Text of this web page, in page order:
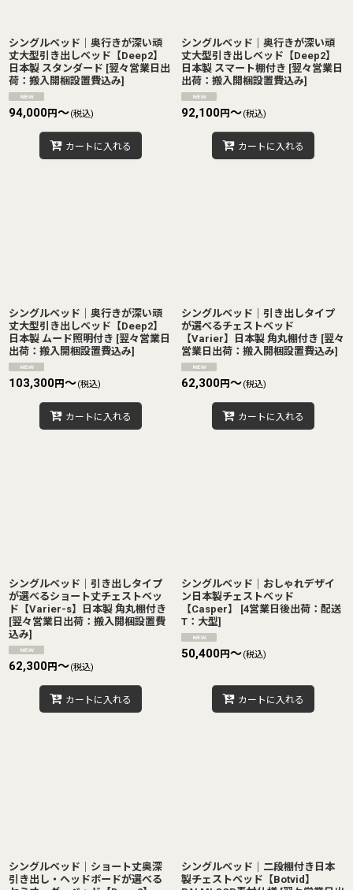
シングルベッド｜奥行きが深い頑
丈大型引き出しベッド【Deep2】
日本製 スタンダード [翌々営業日出
荷：搬入開梱設置費込み]
94,000円～(税込)
カートに入れる
シングルベッド｜奥行きが深い頑
丈大型引き出しベッド【Deep2】
日本製 スマート棚付き [翌々営業日
出荷：搬入開梱設置費込み]
92,100円～(税込)
カートに入れる
シングルベッド｜奥行きが深い頑
丈大型引き出しベッド【Deep2】
日本製 ムード照明付き [翌々営業日
出荷：搬入開梱設置費込み]
103,300円～(税込)
カートに入れる
シングルベッド｜引き出しタイプ
が選べるチェストベッド
【Varier】日本製 角丸棚付き [翌々
営業日出荷：搬入開梱設置費込み]
62,300円～(税込)
カートに入れる
シングルベッド｜引き出しタイプ
が選べるショート丈チェストベッ
ド【Varier-s】日本製 角丸棚付き
[翌々営業日出荷：搬入開梱設置費
込み]
62,300円～(税込)
カートに入れる
シングルベッド｜おしゃれデザイ
ン日本製チェストベッド
【Casper】
[4営業日後出荷：配送
T：大型]
50,400円～(税込)
カートに入れる
シングルベッド｜ショート丈奥深
引き出し・ヘッドボードが選べる
シングルベッド｜二段棚付き日本
製チェストベッド【Botvid】